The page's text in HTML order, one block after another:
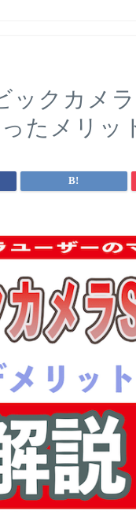
ックカメ
たメリッ